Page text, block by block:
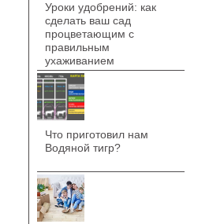
Уроки удобрений: как
сделать ваш сад
процветающим с
правильным
ухаживанием
Что приготовил нам
Водяной тигр?